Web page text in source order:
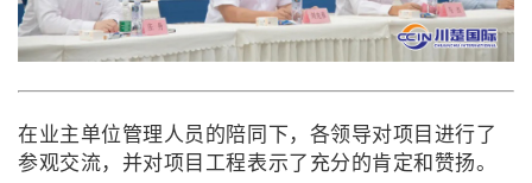
在业主单位管理人员的陪同下，各领导对项目进行了
参观交流，并对项目工程表示了充分的肯定和赞扬。